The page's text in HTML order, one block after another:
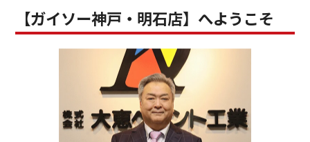
【ガイソー神戸・明石店】へようこそ